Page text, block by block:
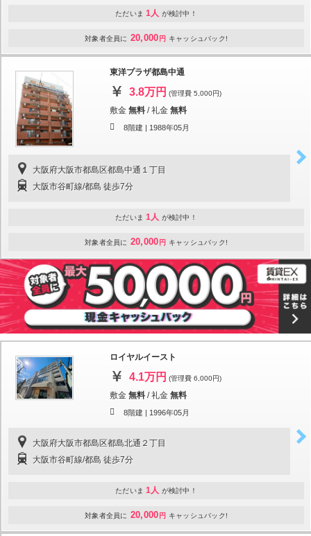
ただいま 1人 が検討中！
対象者全員に 20,000 円 キャッシュバック!
東洋プラザ都島中通
3.8万円 (管理費 5,000円)
敷金 無料 /礼金 無料
8階建 | 1988年05月
大阪府大阪市都島区都島中通１丁目
大阪市谷町線/都島 徒歩7分
ただいま 1人 が検討中！
対象者全員に 20,000 円 キャッシュバック!
ロイヤルイースト
4.1万円 (管理費 6,000円)
敷金 無料 /礼金 無料
8階建 | 1996年05月
大阪府大阪市都島区都島北通２丁目
大阪市谷町線/都島 徒歩7分
ただいま 1人 が検討中！
対象者全員に 20,000 円 キャッシュバック!